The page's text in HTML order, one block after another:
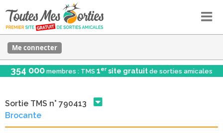
Me connecter
354 000 membres : TMS 1er site gratuit de sorties amicales
Sortie TMS n° 790413
Brocante